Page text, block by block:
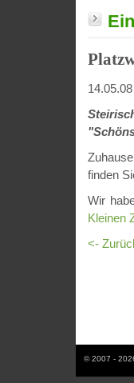
finden
Wir
Kleinen
<-
© 2007 -